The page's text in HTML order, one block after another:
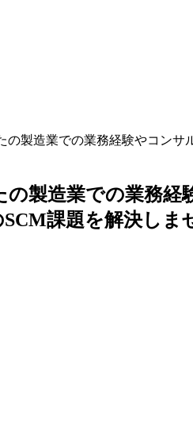
製造業での業務経験やコン
製造業での業務
課題を解決しま